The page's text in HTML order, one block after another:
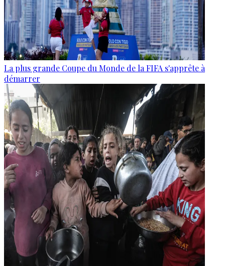
La plus grande Coupe du Monde de la FIFA s'apprête à
démarrer